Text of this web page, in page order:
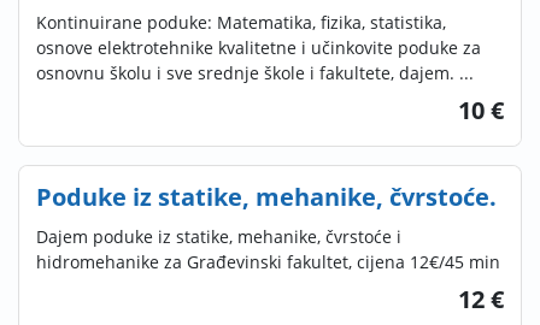
Kontinuirane poduke: Matematika, fizika, statistika,
osnove elektrotehnike kvalitetne i učinkovite poduke za
osnovnu školu i sve srednje škole i fakultete, dajem. ...
10 €
Poduke iz statike, mehanike, čvrstoće.
Dajem poduke iz statike, mehanike, čvrstoće i
hidromehanike za Građevinski fakultet, cijena 12€/45 min
12 €